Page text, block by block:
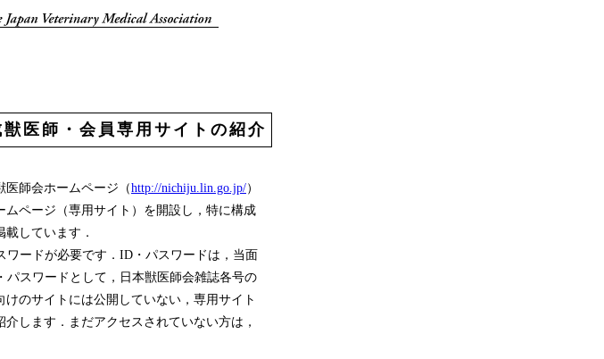
医師・会員専用サイトの紹介
師会ホームページ（http://nichiju.lin.go.jp/）
ページ（専用サイト）を開設し，特に構成
しています．
ードが必要です．ID・パスワードは，当面
スワードとして，日本獣医師会雑誌各号の
のサイトには公開していない，専用サイト
します．まだアクセスされていない方は，